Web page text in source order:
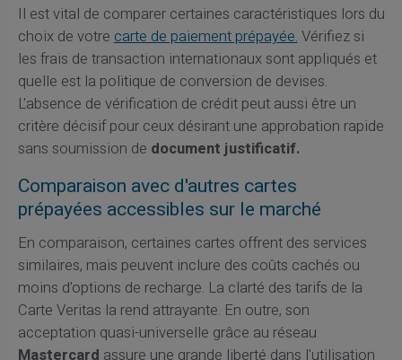
Il est vital de comparer certaines caractéristiques lors du
choix de votrecarte de paiement prépayée.Vérifiez si
les frais de transaction internationaux sont appliqués et
quelle est la politique de conversion de devises.
L'absence de vérification de crédit peut aussi être un
critère décisif pour ceux désirant une approbation rapide
sans soumission de document justificatif.
Comparaison avec d'autres cartes
prépayées accessibles sur le marché
En comparaison, certaines cartes offrent des services
similaires, mais peuvent inclure des coûts cachés ou
moins d'options de recharge. La clarté des tarifs de la
Carte Veritas la rend attrayante. En outre, son
acceptation quasi-universelle grâce au réseau
Mastercard assure une grande liberté dans l'utilisation